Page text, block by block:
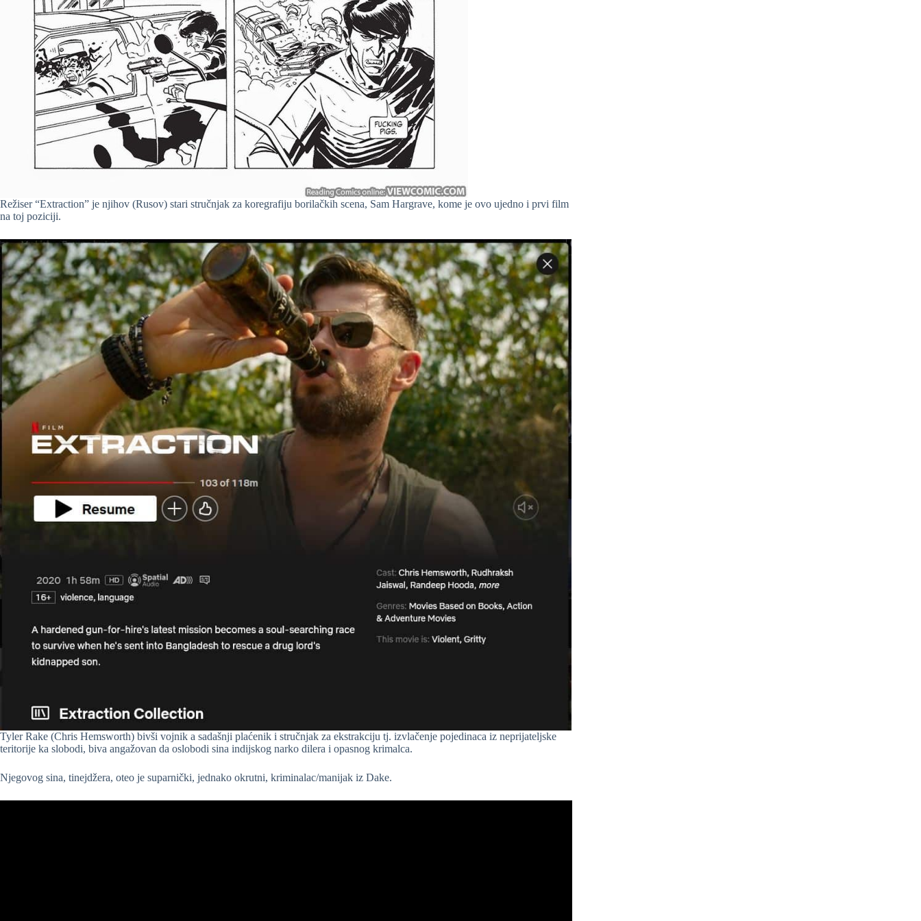
Režiser “Extraction” je njihov (Rusov) stari stručnjak za koregrafiju borilačkih scena, Sam Hargrave, kome je ovo ujedno i prvi film
na toj poziciji.
Tyler Rake (Chris Hemsworth) bivši vojnik a sadašnji plaćenik i stručnjak za ekstrakciju tj. izvlačenje pojedinaca iz neprijateljske
teritorije ka slobodi, biva angažovan da oslobodi sina indijskog narko dilera i opasnog krimalca.
Njegovog sina, tinejdžera, oteo je suparnički, jednako okrutni, kriminalac/manijak iz Dake.